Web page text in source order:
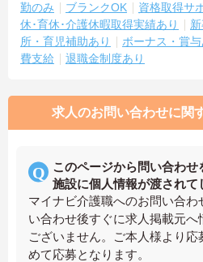
勤のみ
ブランクOK 資格取得サ
休･育休･介護休暇取得実績あり
所・育児補助あり
ボーナス・賞与
費支給
退職金制度あり
求人のお問い合わせに関
このページから問い合わ
施設に個人情報が渡されて
マイナビ介護職へのお問い合わ
い合わせ後すぐに求人掲載元
ございません。ご本人様より
めて応募となります。